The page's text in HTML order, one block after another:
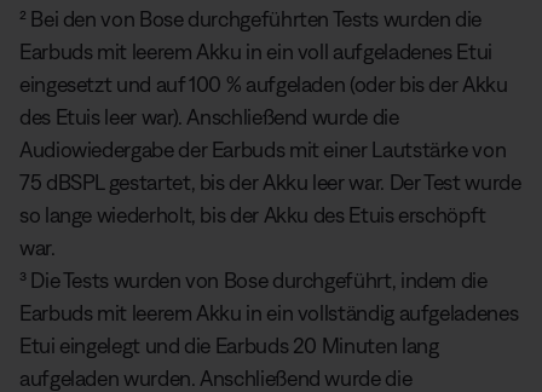
² Bei den von Bose durchgeführten Tests wurden die
Earbuds mit leerem Akku in ein voll aufgeladenes Etui
eingesetzt und auf 100 % aufgeladen (oder bis der Akku
des Etuis leer war). Anschließend wurde die
Audiowiedergabe der Earbuds mit einer Lautstärke von
75 dBSPL gestartet, bis der Akku leer war. Der Test wurde
so lange wiederholt, bis der Akku des Etuis erschöpft
war.
³ Die Tests wurden von Bose durchgeführt, indem die
Earbuds mit leerem Akku in ein vollständig aufgeladenes
Etui eingelegt und die Earbuds 20 Minuten lang
aufgeladen wurden. Anschließend wurde die